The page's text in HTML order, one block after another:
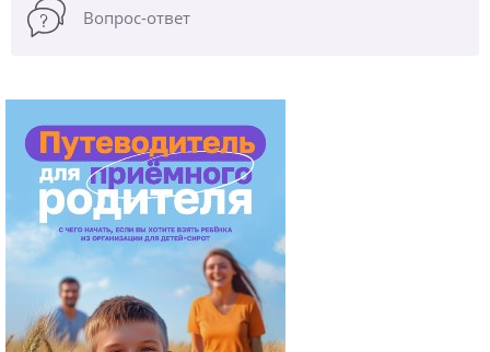
Вопрос-ответ